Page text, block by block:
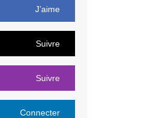
J’aime
Suivre
Suivre
Connecter